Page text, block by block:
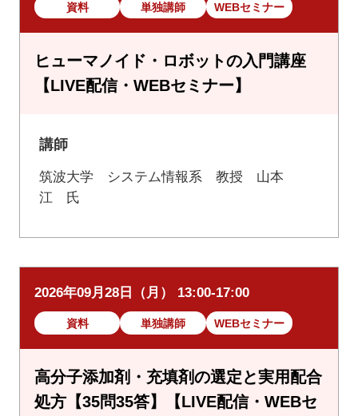
資料 単独講師 WEBセミナー
ヒューマノイド・ロボットの入門講座
【LIVE配信・WEBセミナー】
講師
筑波大学 システム情報系 教授 山本
江 氏
2026年09月28日（月） 13:00-17:00
資料 単独講師 WEBセミナー
高分子添加剤・充填剤の選定と実用配合
処方【35問35答】【LIVE配信・WEBセ